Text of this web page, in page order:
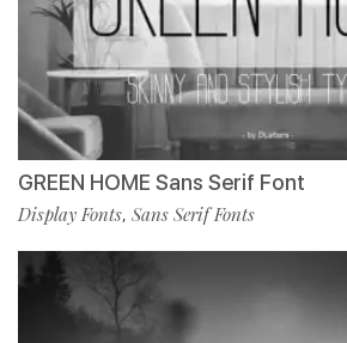
GREEN HOME Sans Serif Font
Display Fonts, Sans Serif Fonts